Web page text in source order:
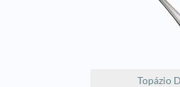
Topázio